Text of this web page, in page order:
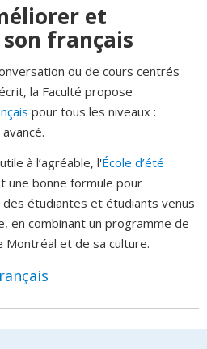
et
français
ou de cours centrés
la Faculté propose
pour tous les niveaux :
à l’agréable, l'École d’été
une bonne formule pour
étudiantes et étudiants venus
en combinant un programme de
Montréal et de sa culture.